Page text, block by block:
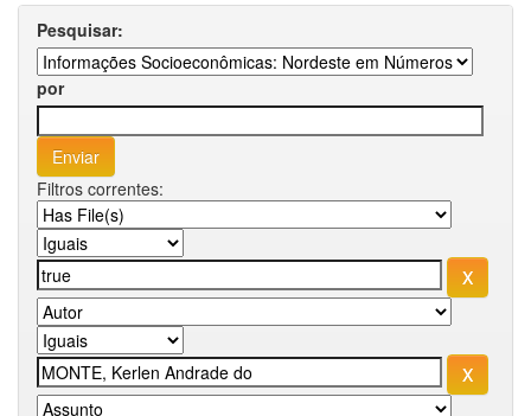
Pesquisar:
por
Filtros correntes: